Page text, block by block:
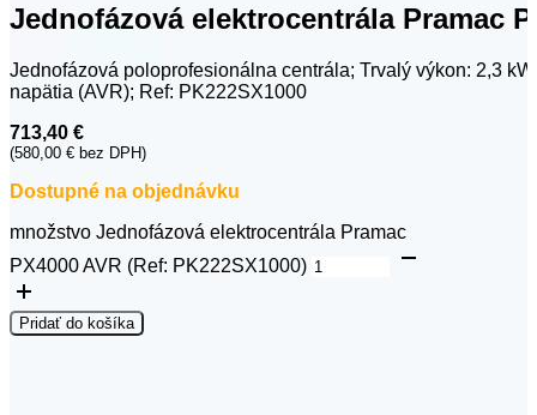
Jednofázová elektrocentrála Pramac
Jednofázová poloprofesionálna centrála; Trvalý výkon: 2,3
napätia (AVR); Ref: PK222SX1000
713,40 €
(580,00 € bez DPH)
Dostupné na objednávku
množstvo Jednofázová elektrocentrála Pramac
PX4000 AVR (Ref: PK222SX1000)
Pridať do košíka